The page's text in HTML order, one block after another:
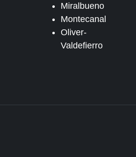
Miralbueno
Montecanal
Oliver-
Valdefierro